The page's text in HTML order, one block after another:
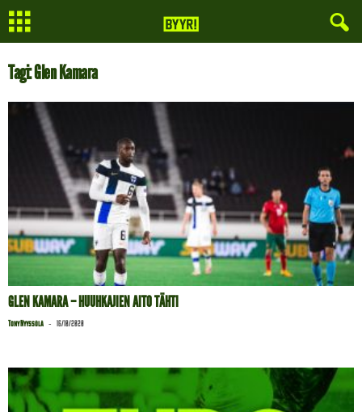
Tagi: Glen Kamara
GLEN KAMARA – HUUHKAJIEN AITO TÄHTI
Tony Nyyssölä - 16/10/2020